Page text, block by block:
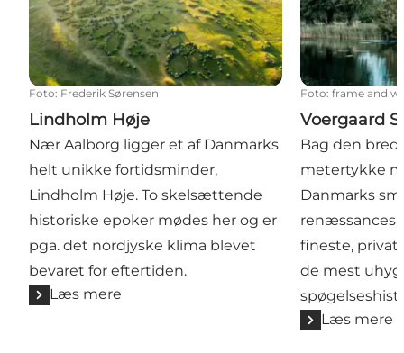
Foto: Frederik Sørensen
Lindholm Høje
Nær Aalborg ligger et af Danmarks
helt unikke fortidsminder,
Lindholm Høje. To skelsættende
historiske epoker mødes her og er
pga. det nordjyske klima blevet
bevaret for eftertiden.
Læs mere
Foto: frame and
Voergaard
Bag den
metertykke
Danmarks
fineste,
de mest
Læs mere